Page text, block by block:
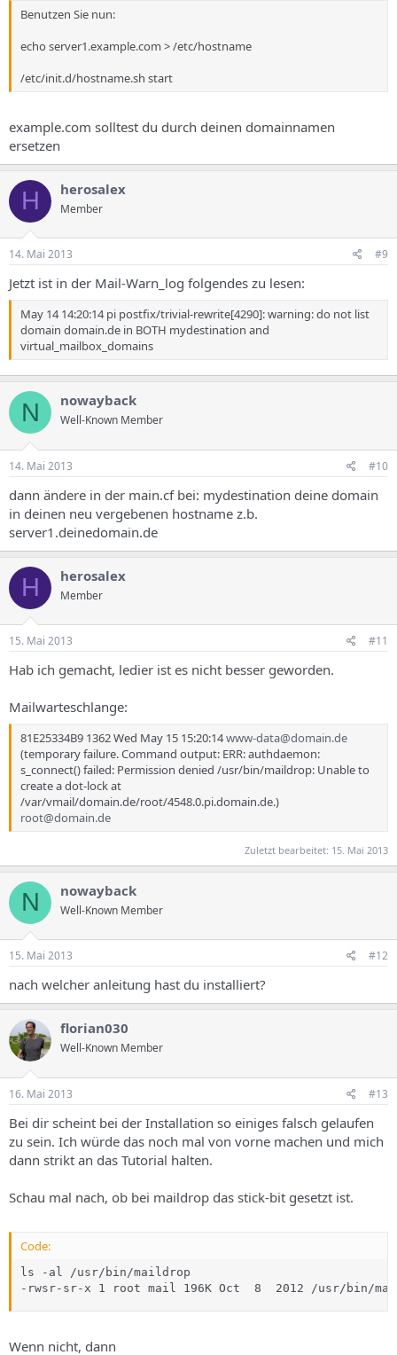
Benutzen Sie nun:
echo server1.example.com > /etc/hostname
/etc/init.d/hostname.sh start
example.com solltest du durch deinen domainnamen
ersetzen
H herosalex
Member
14. Mai 2013 #9
Jetzt ist in der Mail-Warn_log folgendes zu lesen:
May 14 14:20:14 pi postfix/trivial-rewrite[4290]: warning: do not list
domain domain.de in BOTH mydestination and
virtual_mailbox_domains
N nowayback
Well-Known Member
14. Mai 2013 #10
dann ändere in der main.cf bei: mydestination deine domain
in deinen neu vergebenen hostname z.b.
server1.deinedomain.de
H herosalex
Member
15. Mai 2013 #11
Hab ich gemacht, ledier ist es nicht besser geworden.
Mailwarteschlange:
81E25334B9 1362 Wed May 15 15:20:14www-data@domain.de
(temporary failure. Command output: ERR: authdaemon:
s_connect() failed: Permission denied /usr/bin/maildrop: Unable to
create a dot-lock at
/var/vmail/domain.de/root/4548.0.pi.domain.de.)
root@domain.de
Zuletzt bearbeitet: 15. Mai 2013
N nowayback
Well-Known Member
15. Mai 2013 #12
nach welcher anleitung hast du installiert?
florian030
Well-Known Member
16. Mai 2013 #13
Bei dir scheint bei der Installation so einiges falsch gelaufen
zu sein. Ich würde das noch mal von vorne machen und mich
dann strikt an das Tutorial halten.
Schau mal nach, ob bei maildrop das stick-bit gesetzt ist.
Code:
ls -al /usr/bin/maildrop
-rwsr-sr-x 1 root mail 196K Oct  8  2012 /usr/bin/
Wenn nicht, dann